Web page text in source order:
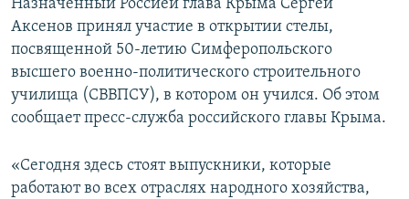
Назначенный Россией глава Крыма Сергей
Аксенов принял участие в открытии стелы,
посвященной 50-летию Симферопольского
высшего военно-политического строительного
училища (СВВПСУ), в котором он учился. Об этом
сообщает пресс-служба российского главы Крыма.
«Сегодня здесь стоят выпускники, которые
работают во всех отраслях народного хозяйства,